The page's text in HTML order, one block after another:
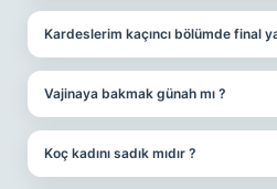
Kardeslerim kaçıncı bölümde final
Vajinaya bakmak günah mı ?
Koç kadını sadık mıdır ?